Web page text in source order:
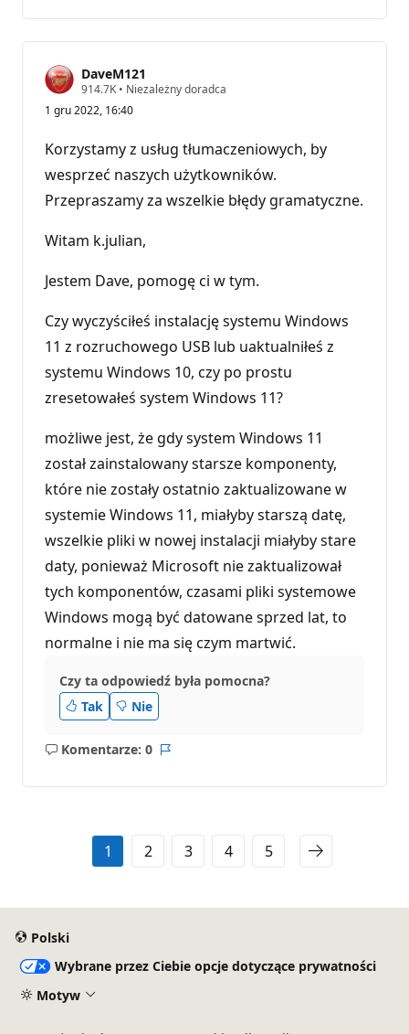
DaveM121
914.7K P
n
t
y
r
e
p
a
i
• Niezależny doradca
1 gru 2022, 16:40
Korzystamy z usług tłumaczeniowych, by
wesprzeć naszych użytkowników.
Przepraszamy za wszelkie błędy gramatyczne.
Witam k.julian,
Jestem Dave, pomogę ci w tym.
Czy wyczyściłeś instalację systemu Windows
11 z rozruchowego USB lub uaktualniłeś z
systemu Windows 10, czy po prostu
zresetowałeś system Windows 11?
możliwe jest, że gdy system Windows 11
został zainstalowany starsze komponenty,
które nie zostały ostatnio zaktualizowane w
systemie Windows 11, miałyby starszą datę,
wszelkie pliki w nowej instalacji miałyby stare
daty, ponieważ Microsoft nie zaktualizował
tych komponentów, czasami pliki systemowe
Windows mogą być datowane sprzed lat, to
normalne i nie ma się czym martwić.
Czy ta odpowiedź była pomocna?
Tak
Nie
Komentarze: 0
Brak
1 2 3 4 5
Polski
Wybrane przez Ciebie opcje dotyczące prywatności
Motyw